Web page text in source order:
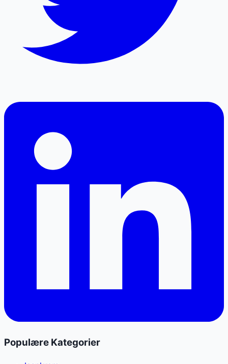
Populære Kategorier